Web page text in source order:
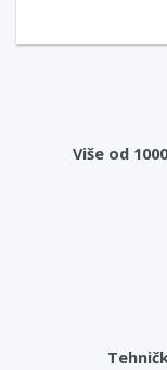
Više od